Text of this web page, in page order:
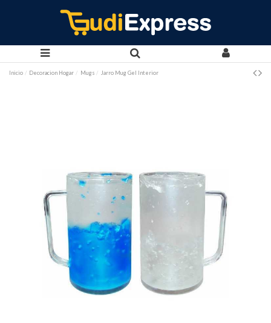
Inicio Decoracion Hogar Mugs Jarro Mug Gel Interior